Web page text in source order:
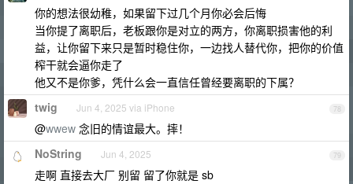
你的想法很幼稚，如果留下过几个月你必会后悔
当你提了离职后，老板跟你是对立的两方，你离职损害他的利
益，让你留下来只是暂时稳住你，一边找人替代你，把你的价值
榨干就会逼你走了
他又不是你爹，凭什么会一直信任曾经要离职的下属？
78
twig Jun 4, 2025 via iPhone
@wwew 念旧的情谊最大。摔！
79
NoString Jun 4, 2025
走啊 直接去大厂 别留 留了你就是 sb